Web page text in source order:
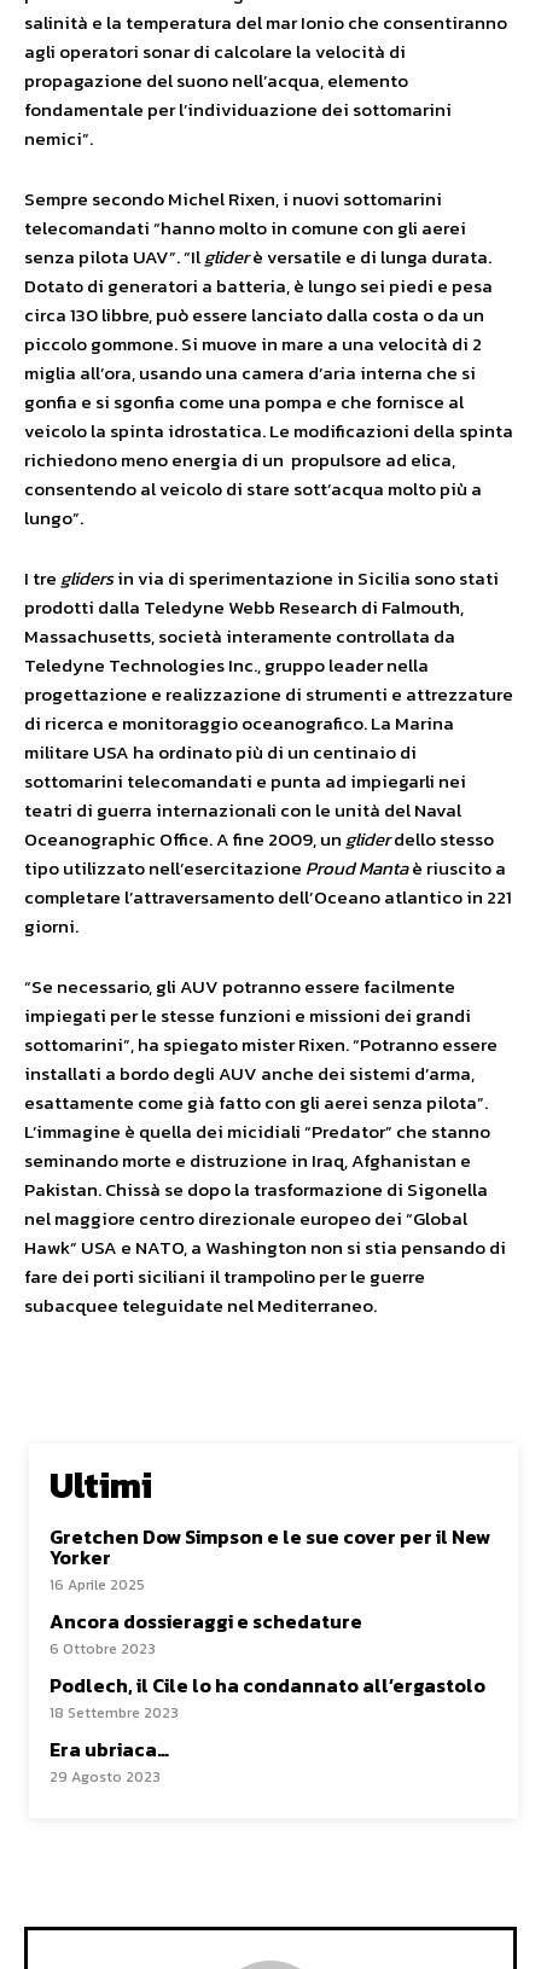
salinità e la temperatura del mar Ionio che consentiranno
agli operatori sonar di calcolare la velocità di
propagazione del suono nell’acqua, elemento
fondamentale per l’individuazione dei sottomarini
nemici”.
Sempre secondo Michel Rixen, i nuovi sottomarini
telecomandati “hanno molto in comune con gli aerei
senza pilota UAV”. “Ilgliderè versatile e di lunga durata.
Dotato di generatori a batteria, è lungo sei piedi e pesa
circa 130 libbre, può essere lanciato dalla costa o da un
piccolo gommone. Si muove in mare a una velocità di 2
miglia all’ora, usando una camera d’aria interna che si
gonfia e si sgonfia come una pompa e che fornisce al
veicolo la spinta idrostatica. Le modificazioni della spinta
richiedono meno energia di un propulsore ad elica,
consentendo al veicolo di stare sott’acqua molto più a
lungo”.
I tre glidersin via di sperimentazione in Sicilia sono stati
prodotti dalla Teledyne Webb Research di Falmouth,
Massachusetts, società interamente controllata da
Teledyne Technologies Inc., gruppo leader nella
progettazione e realizzazione di strumenti e attrezzature
di ricerca e monitoraggio oceanografico. La Marina
militare USA ha ordinato più di un centinaio di
sottomarini telecomandati e punta ad impiegarli nei
teatri di guerra internazionali con le unità del Naval
Oceanographic Office. A fine 2009, un gliderdello stesso
tipo utilizzato nell’esercitazione Proud Mantaè riuscito a
completare l’attraversamento dell’Oceano atlantico in 221
giorni.
“Se necessario, gli AUV potranno essere facilmente
impiegati per le stesse funzioni e missioni dei grandi
sottomarini”, ha spiegato mister Rixen. “Potranno essere
installati a bordo degli AUV anche dei sistemi d’arma,
esattamente come già fatto con gli aerei senza pilota”.
L’immagine è quella dei micidiali “Predator” che stanno
seminando morte e distruzione in Iraq, Afghanistan e
Pakistan. Chissà se dopo la trasformazione di Sigonella
nel maggiore centro direzionale europeo dei “Global
Hawk” USA e NATO, a Washington non si stia pensando di
fare dei porti siciliani il trampolino per le guerre
subacquee teleguidate nel Mediterraneo.
Ultimi
Gretchen Dow Simpson e le sue cover per il New
Yorker
16 Aprile 2025
Ancora dossieraggi e schedature
6 Ottobre 2023
Podlech, il Cile lo ha condannato all’ergastolo
18 Settembre 2023
Era ubriaca…
29 Agosto 2023